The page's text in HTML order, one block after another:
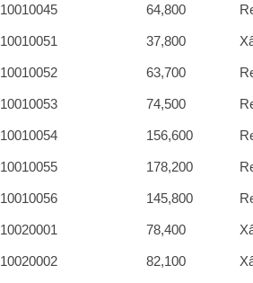
10010045 64,800
10010051 37,800
10010052 63,700
10010053 74,500
10010054 156,600
10010055 178,200
10010056 145,800
10020001 78,400
10020002 82,100